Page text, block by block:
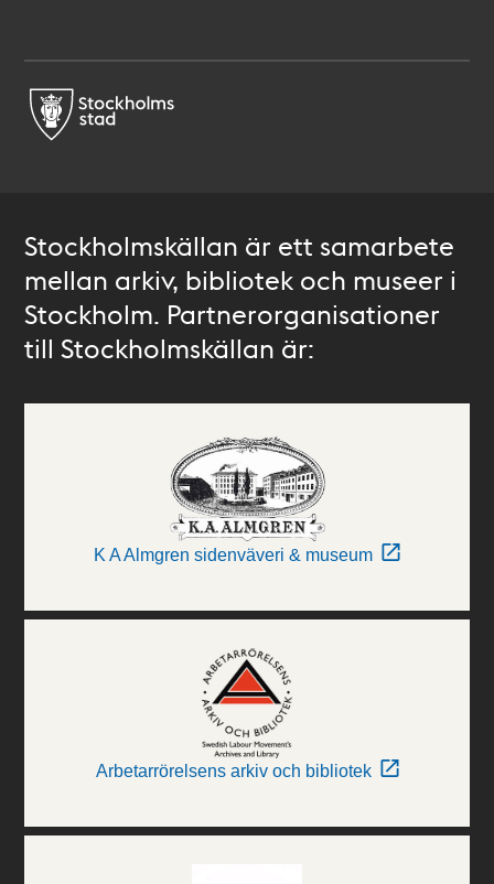
Stockholmskällan är ett samarbete
mellan arkiv, bibliotek och museer i
Stockholm. Partnerorganisationer
till Stockholmskällan är:
K A Almgren sidenväveri & museum
Arbetarrörelsens arkiv och bibliotek